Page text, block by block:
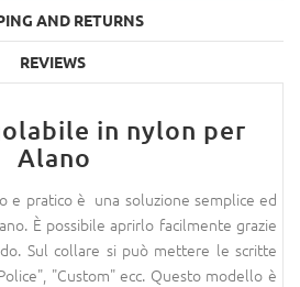
AND RETURNS
REVIEWS
in nylon per
Alano
e pratico è una soluzione semplice ed
È possibile aprirlo facilmente grazie
Sul collare si può mettere le scritte
"Custom" ecc. Questo modello è